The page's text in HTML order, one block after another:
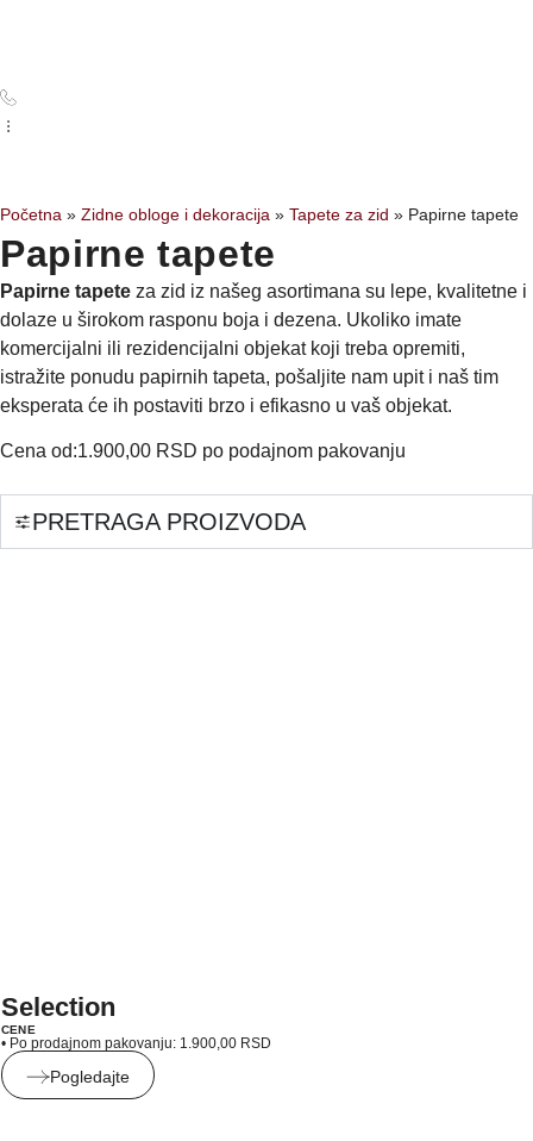
Početna » Zidne obloge i dekoracija » Tapete za zid » Papirne tapete
Papirne tapete
Papirne tapete za zid iz našeg asortimana su lepe, kvalitetne i
dolaze u širokom rasponu boja i dezena. Ukoliko imate
komercijalni ili rezidencijalni objekat koji treba opremiti,
istražite ponudu papirnih tapeta, pošaljite nam upit i naš tim
eksperata će ih postaviti brzo i efikasno u vaš objekat.
Cena od:1.900,00 RSD po podajnom pakovanju
PRETRAGA PROIZVODA
Selection
CENE
• Po prodajnom pakovanju: 1.900,00 RSD
Pogledajte